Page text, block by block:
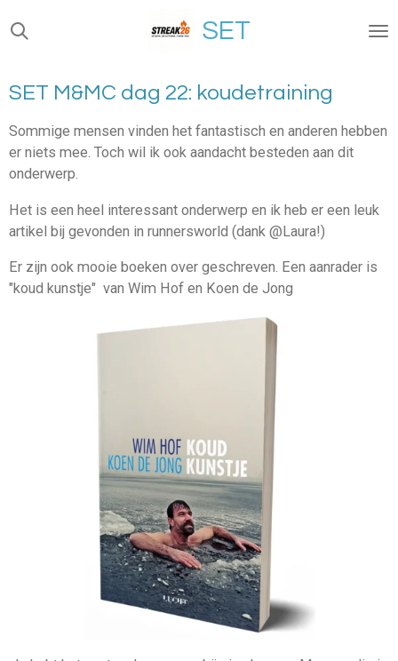
Ga
direct
de
hoofdinhoud
SET
SET M&MC dag 22: koudetraining
Sommige mensen vinden het fantastisch en anderen hebben
er niets mee. Toch wil ik ook aandacht besteden aan dit
onderwerp.
Het is een heel interessant onderwerp en ik heb er een leuk
artikel bij gevonden in runnersworld (dank @Laura!)
Er zijn ook mooie boeken over geschreven. Een aanrader is
"koud kunstje" van Wim Hof en Koen de Jong